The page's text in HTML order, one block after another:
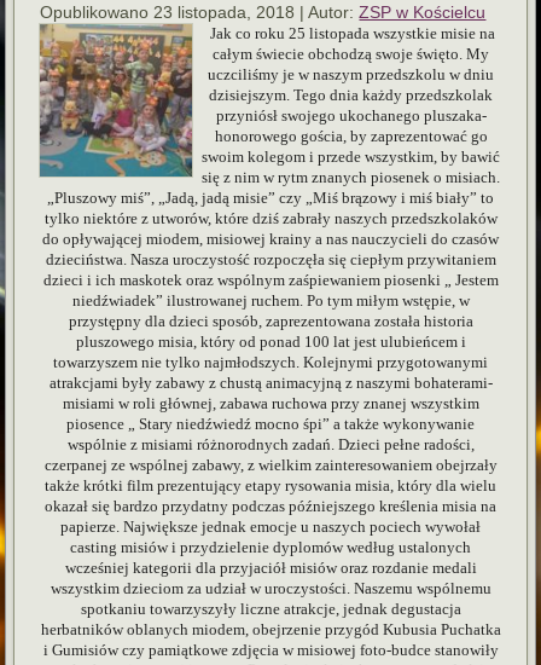
Opublikowano 23 listopada, 2018 |Autor: ZSP w Kościelcu
Jak co roku 25 listopada wszystkie misie na
całym świecie obchodzą swoje święto. My
uczciliśmy je w naszym przedszkolu w dniu
dzisiejszym. Tego dnia każdy przedszkolak
przyniósł swojego ukochanego pluszaka-
honorowego gościa, by zaprezentować go
swoim kolegom i przede wszystkim, by bawić
się z nim w rytm znanych piosenek o misiach.
„Pluszowy miś”, „Jadą, jadą misie” czy „Miś brązowy i miś biały” to
tylko niektóre z utworów, które dziś zabrały naszych przedszkolaków
do opływającej miodem, misiowej krainy a nas nauczycieli do czasów
dzieciństwa. Nasza uroczystość rozpoczęła się ciepłym przywitaniem
dzieci i ich maskotek oraz wspólnym zaśpiewaniem piosenki „ Jestem
niedźwiadek” ilustrowanej ruchem. Po tym miłym wstępie, w
przystępny dla dzieci sposób, zaprezentowana została historia
pluszowego misia, który od ponad 100 lat jest ulubieńcem i
towarzyszem nie tylko najmłodszych. Kolejnymi przygotowanymi
atrakcjami były zabawy z chustą animacyjną z naszymi bohaterami-
misiami w roli głównej, zabawa ruchowa przy znanej wszystkim
piosence „ Stary niedźwiedź mocno śpi” a także wykonywanie
wspólnie z misiami różnorodnych zadań. Dzieci pełne radości,
czerpanej ze wspólnej zabawy, z wielkim zainteresowaniem obejrzały
także krótki film prezentujący etapy rysowania misia, który dla wielu
okazał się bardzo przydatny podczas późniejszego kreślenia misia na
papierze. Największe jednak emocje u naszych pociech wywołał
casting misiów i przydzielenie dyplomów według ustalonych
wcześniej kategorii dla przyjaciół misiów oraz rozdanie medali
wszystkim dzieciom za udział w uroczystości. Naszemu wspólnemu
spotkaniu towarzyszyły liczne atrakcje, jednak degustacja
herbatników oblanych miodem, obejrzenie przygód Kubusia Puchatka
i Gumisiów czy pamiątkowe zdjęcia w misiowej foto-budce stanowiły